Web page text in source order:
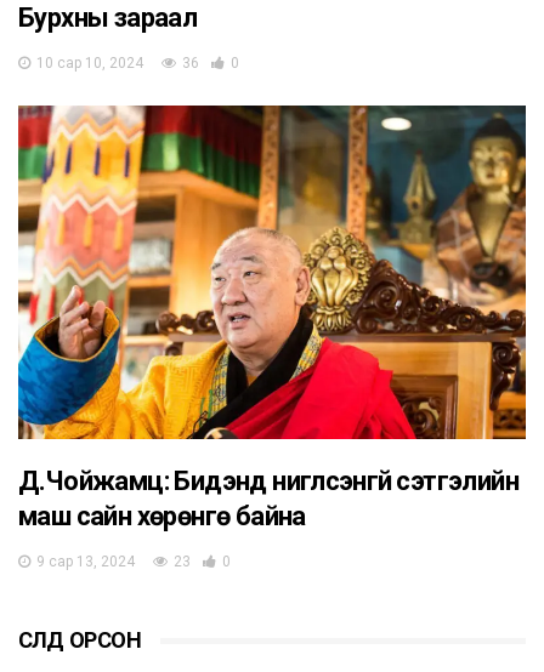
Бурхны зараал
10 сар 10, 2024 36 0
Д.Чойжамц: Бидэнд нигүүлсэнгүй сэтгэлийн
маш сайн хөрөнгө байна
9 сар 13, 2024 23 0
СҮҮЛД ОРСОН